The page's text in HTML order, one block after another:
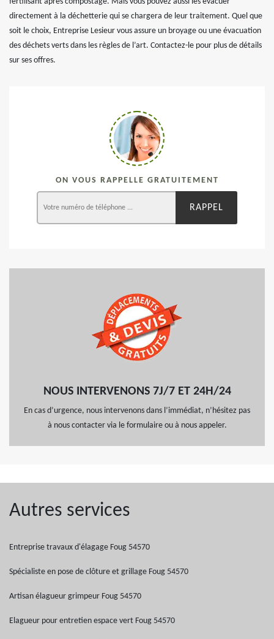
directement à la déchetterie qui se chargera de leur traitement. Quel que
soit le choix, Entreprise Lesieur vous assure un broyage ou une évacuation
des déchets verts dans les règles de l’art. Contactez-le pour plus de détails
sur ses offres.
ON VOUS RAPPELLE GRATUITEMENT
NOUS INTERVENONS 7J/7 ET 24H/24
En cas d’urgence, nous intervenons dans l’immédiat, n’hésitez pas
à nous contacter via le formulaire ou à nous appeler.
Autres services
Entreprise travaux d'élagage Foug 54570
Spécialiste en pose de clôture et grillage Foug 54570
Artisan élagueur grimpeur Foug 54570
Elagueur pour entretien espace vert Foug 54570